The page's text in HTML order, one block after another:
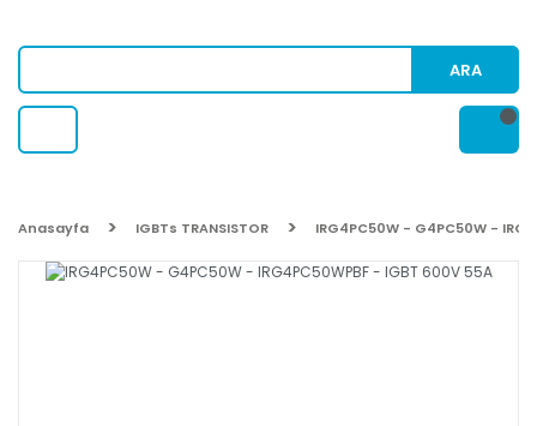
ARA
Anasayfa IGBTs TRANSISTOR IRG4PC50W - G4PC50W -